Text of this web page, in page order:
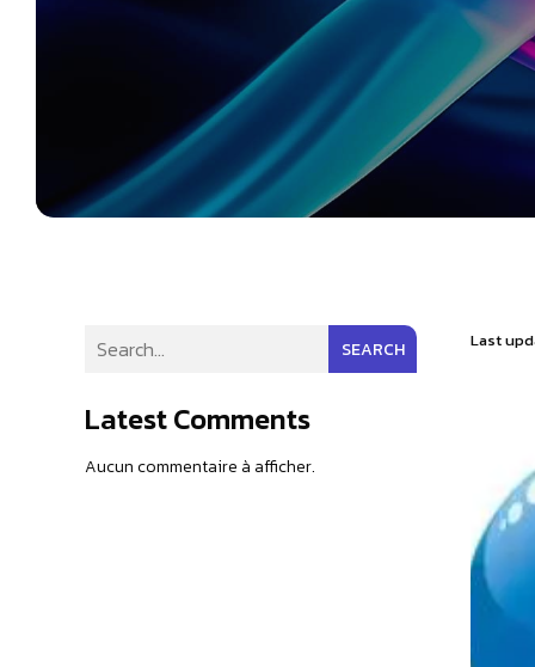
SEARCH
Latest Comments
Aucun commentaire à afficher.
Last